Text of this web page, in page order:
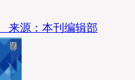
源：本刊编辑部